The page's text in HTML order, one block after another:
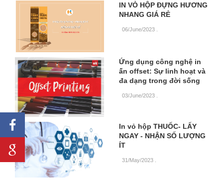
IN VỎ HỘP ĐỰNG HƯƠNG
NHANG GIÁ RẺ
06/June/2023
Ứng dụng công nghệ in
ấn offset: Sự linh hoạt và
đa dạng trong đời sống
03/June/2023
In vỏ hộp THUỐC- LẤY
NGAY - NHẬN SỐ LƯỢNG
ÍT
31/May/2023